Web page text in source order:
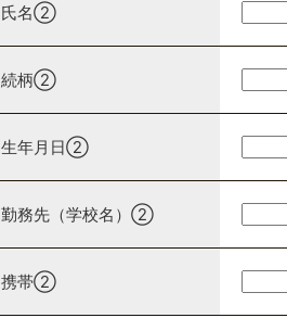
氏名②
続柄②
生年月日②
勤務先（学校名）②
携帯②